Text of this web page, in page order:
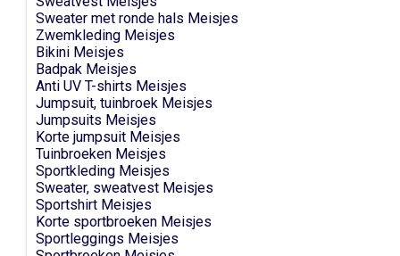
Sweater met ronde hals Meisjes
Zwemkleding Meisjes
Bikini Meisjes
Badpak Meisjes
Anti UV T-shirts Meisjes
Jumpsuit, tuinbroek Meisjes
Jumpsuits Meisjes
Korte jumpsuit Meisjes
Tuinbroeken Meisjes
Sportkleding Meisjes
Sweater, sweatvest Meisjes
Sportshirt Meisjes
Korte sportbroeken Meisjes
Sportleggings Meisjes